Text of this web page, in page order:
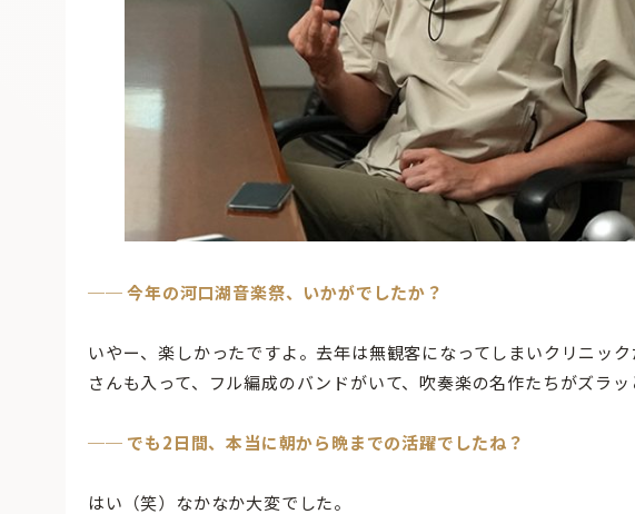
── 今年の河口湖音楽祭、いかがでしたか？
いやー、楽しかったですよ。去年は無観客になってしまいクリニッ
さんも入って、フル編成のバンドがいて、吹奏楽の名作たちがズラッ
── でも2日間、本当に朝から晩までの活躍でしたね？
はい（笑）なかなか大変でした。